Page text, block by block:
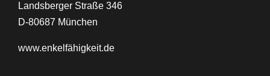
Landsberger Straße 346
D-80687 München
www.enkelfähigkeit.de